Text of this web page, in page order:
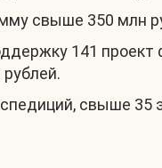
свыше 350 млн
141
свыше 35